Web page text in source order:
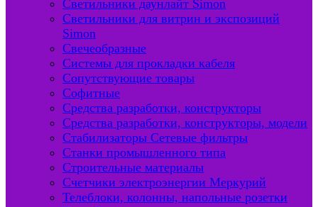
Светильники даунлайт Simon
Светильники для витрин и экспозиций
Simon
Свечеобразные
Системы для прокладки кабеля
Сопутствующие товары
Софитные
Средства разработки, конструкторы
Средства разработки, конструкторы, модели
Стабилизаторы Сетевые фильтры
Станки промышленного типа
Строительные материалы
Счетчики электроэнергии Меркурий
Телеблоки, колонны, напольные розетки